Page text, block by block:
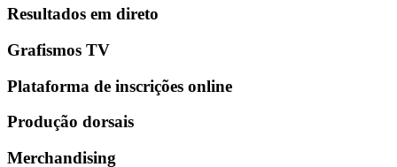
Resultados em direto
Grafismos TV
Plataforma de inscrições online
Produção dorsais
Merchandising